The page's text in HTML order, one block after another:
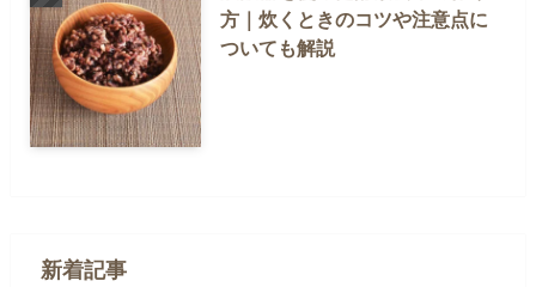
方｜炊くときのコツや注意点に
ついても解説
新着記事